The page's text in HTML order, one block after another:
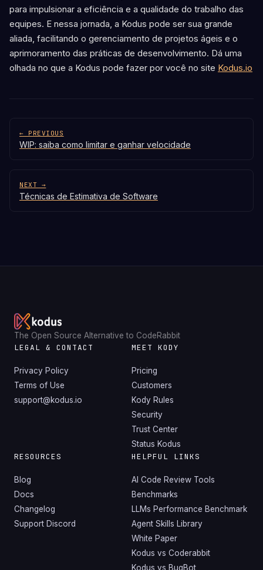
para impulsionar a eficiência e a qualidade do trabalho das
equipes. E nessa jornada, a Kodus pode ser sua grande
aliada, facilitando o gerenciamento de projetos ágeis e o
aprimoramento das práticas de desenvolvimento. Dá uma
olhada no que a Kodus pode fazer por você no site Kodus.io
← PREVIOUS
WIP: saiba como limitar e ganhar velocidade
NEXT →
Técnicas de Estimativa de Software
The Open Source Alternative to CodeRabbit
LEGAL & CONTACT
Privacy Policy
Terms of Use
support@kodus.io
MEET KODY
Pricing
Customers
Kody Rules
Security
Trust Center
Status Kodus
RESOURCES
Blog
Docs
Changelog
Support Discord
HELPFUL LINKS
AI Code Review Tools
Benchmarks
LLMs Performance Benchmark
Agent Skills Library
White Paper
Kodus vs Coderabbit
Kodus vs BugBot